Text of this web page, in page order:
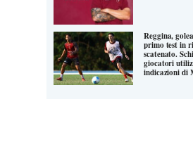
Reggina,
primo test in
scatenato.
giocatori
indicazioni di